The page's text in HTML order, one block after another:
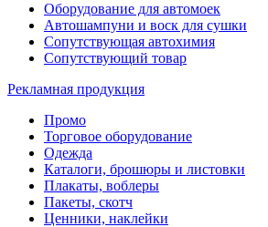
Оборудование для автомоек
Автошампуни и воск для сушки
Сопутствующая автохимия
Сопутствующий товар
Рекламная продукция
Промо
Торговое оборудование
Одежда
Каталоги, брошюры и листовки
Плакаты, воблеры
Пакеты, скотч
Ценники, наклейки